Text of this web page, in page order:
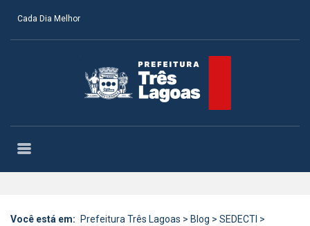
Cada Dia Melhor
Você está em: Prefeitura Três Lagoas > Blog > SEDECTI >